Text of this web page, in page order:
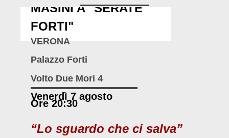
MASINI A "SERATE
FORTI"
VERONA
Palazzo Forti
Volto Due Mori 4
Venerdì 7 agosto
Ore 20:30
“Lo sguardo che ci salva”